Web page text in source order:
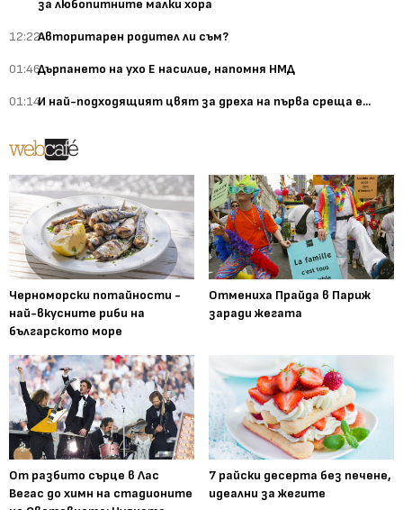
за любопитните малки хора
12:22Авторитарен родител ли съм?
01:46Дърпането на ухо Е насилие, напомня НМД
01:14И най-подходящият цвят за дреха на първа среща е...
Черноморски потайности -
най-вкусните риби на
българското море
Отмениха Прайда в Париж
заради жегата
От разбито сърце в Лас
Вегас до химн на стадионите
7 райски десерта без печене,
идеални за жегите